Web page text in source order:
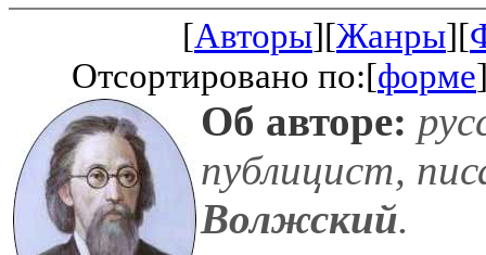
[Авторы][Жанры][
Отсортировано по:[форме
Об авторе:
публицист,
Волжский.